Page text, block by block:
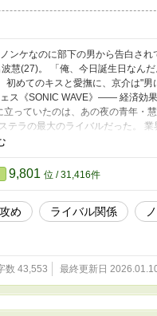
ンケなのに部下の男から告白され
慧(27)。 「俺、今日誕生日なん
めてのキスと愛撫に、京介は"男
ス《SONIC WAVE》―― 経済効
っていたのは、あの夜の青年・
テラの最大のライバルだった。 業
ライド、そして100億のマネー。
が俺の恋人だって、世界中に言
危険で甘い、ビジネス×ラブロマ
部奪いました】 （名波慧視点）
9,801 位 / 31,416件
め ライバル関係
数 43,553 最終更新日